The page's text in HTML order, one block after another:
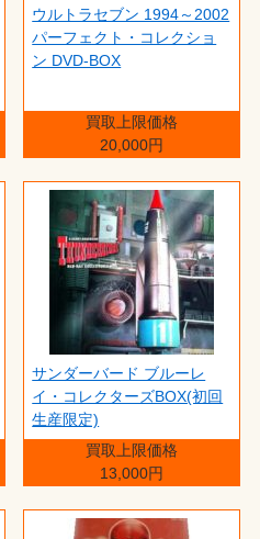
ウルトラセブン 1994～2002
パーフェクト・コレクショ
ン DVD-BOX
買取上限価格
20,000円
サンダーバード ブルーレ
イ・コレクターズBOX(初回
生産限定)
買取上限価格
13,000円